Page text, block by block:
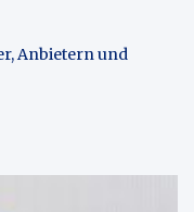
Anbietern und